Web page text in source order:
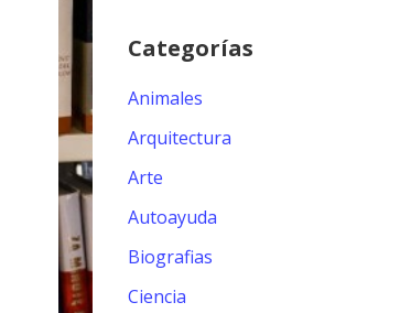
Categorías
Animales
Arquitectura
Arte
Autoayuda
Biografias
Ciencia